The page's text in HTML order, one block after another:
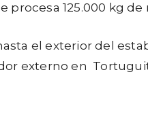
125.000 kg
el exterior del
externo en